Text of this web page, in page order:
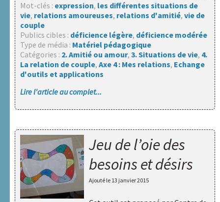
Mot-clés : expression, les différentes situations de
vie, relations amoureuses, relations d'amitié, vie de
couple
Publics cibles : déficience légère, déficience modérée
Type de média : Matériel pédagogique
Catégories : 2. Amitié ou amour, 3. Situations de vie, 4.
La relation de couple, Axe 4 : Mes relations, Echange
d'outils et applications
Lire l'article au complet...
Jeu de l’oie des
besoins et désirs
Ajouté le 13 janvier 2015